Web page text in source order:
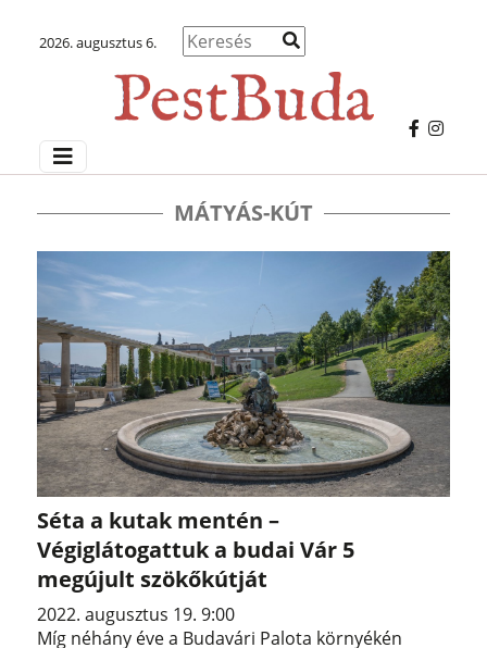
2026. augusztus 6.
MÁTYÁS-KÚT
Séta a kutak mentén –
Végiglátogattuk a budai Vár 5
megújult szökőkútját
2022. augusztus 19. 9:00
Míg néhány éve a Budavári Palota környékén